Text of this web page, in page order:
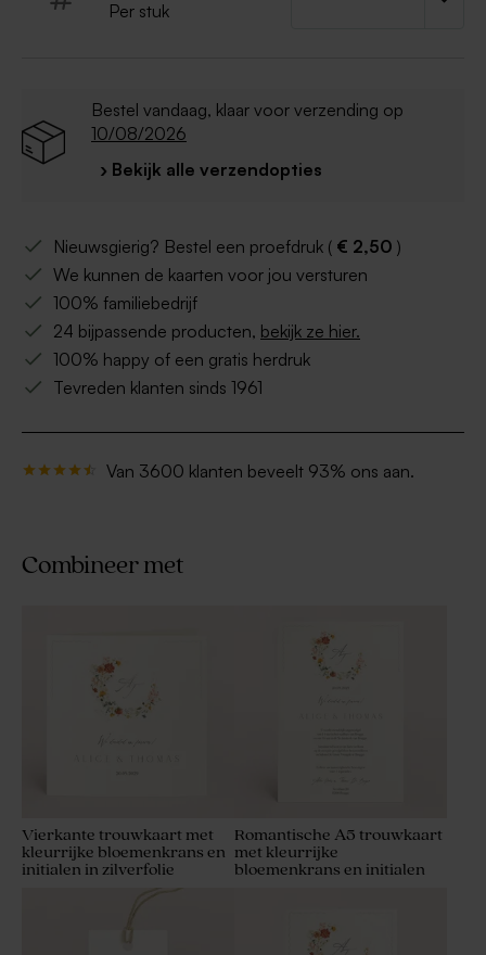
Per stuk
Bestel vandaag, klaar voor verzending op
10/08/2026
› Bekijk alle verzendopties
Nieuwsgierig? Bestel een proefdruk ( € 2,50 )
We kunnen de kaarten voor jou versturen
100% familiebedrijf
24 bijpassende producten, bekijk ze hier.
100% happy of een gratis herdruk
Tevreden klanten sinds 1961
Van 3600 klanten beveelt 93% ons aan.
Combineer met
Vierkante trouwkaart met
kleurrijke bloemenkrans en
initialen in zilverfolie
Romantische A5 trouwkaart
met kleurrijke
bloemenkrans en initialen